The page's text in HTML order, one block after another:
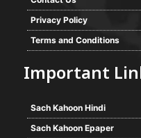
Privacy Policy
Terms and Conditions
Important
Sach Kahoon Hindi
Sach Kahoon Epaper